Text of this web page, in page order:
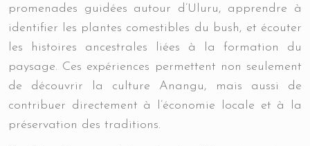
promenades guidées autour d’Uluru, apprendre à
identifier les plantes comestibles du bush, et écouter
les histoires ancestrales liées à la formation du
paysage. Ces expériences permettent non seulement
de découvrir la culture Anangu, mais aussi de
contribuer directement à l’économie locale et à la
préservation des traditions.